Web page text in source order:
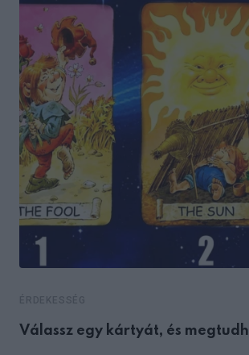
Válassz egy kártyát, és